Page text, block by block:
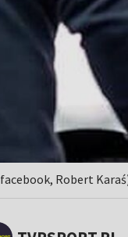
Robert